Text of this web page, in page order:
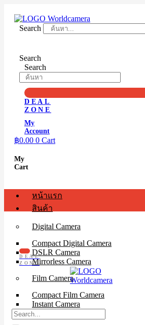
contentSearch
Search
Search
DEAL
ZONE
My
Account
฿0.00 0 Cart
My
Cart
หน้าแรก
สินค้า
Digital Camera
Compact Digital Camera
DSLR Camera
Mirrorless Camera
Film Camera
Compact Film Camera
Instant Camera
SLR Camera
DEAL
ZONE